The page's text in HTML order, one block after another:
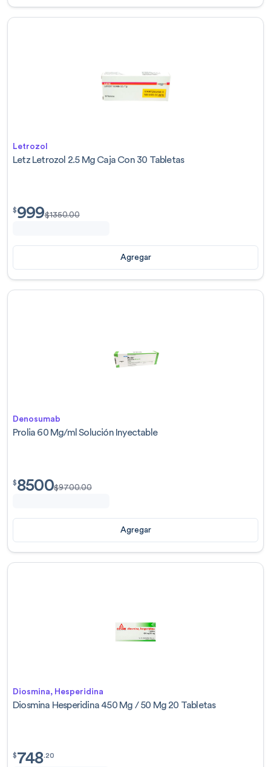
Letrozol
Letz Letrozol 2.5 Mg Caja Con 30 Tabletas
$999.00
$999$1350.00
Agregar
Denosumab
Prolia 60 Mg/ml Solución Inyectable
$8500.00
$8500$9700.00
Agregar
Diosmina, Hesperidina
Diosmina Hesperidina 450 Mg / 50 Mg 20 Tabletas
$748.20
$748.20